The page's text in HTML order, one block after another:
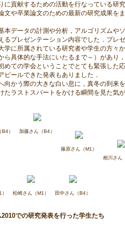
に貢献するための活動を行なっている研
文や卒業論文のための最新の研究成果を
本データの計測や分析，アルゴリズムや
るプレゼンテーション内容でした．プレ
学に所属されている研究者や学生の方々
ら具体的な手法にいたるまで～）があり
めての学会ということでとても緊張した
ールできた発表もありました．
かう際の大きな白い息に，真冬の到来
ラストスパートをかける瞬間を見た気
） 加藤さん（B4）
篠原さん（M1）
相川さん
松崎さん（M1） 田中さん（B4）
での研究発表を行った学生たち